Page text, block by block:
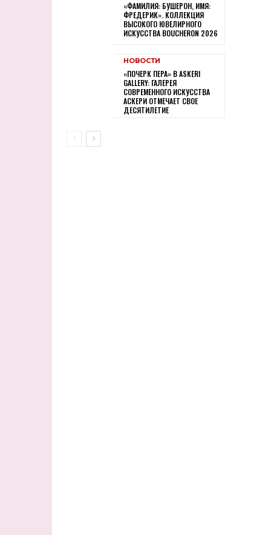
«ФАМИЛИЯ: БУШЕРОН, ИМЯ:
ФРЕДЕРИК». КОЛЛЕКЦИЯ
ВЫСОКОГО ЮВЕЛИРНОГО
ИСКУССТВА BOUCHERON 2026
НОВОСТИ
«ПОЧЕРК ПЕРА» В ASKERI
GALLERY: ГАЛЕРЕЯ
СОВРЕМЕННОГО ИСКУССТВА
АСКЕРИ ОТМЕЧАЕТ СВОЕ
ДЕСЯТИЛЕТИЕ